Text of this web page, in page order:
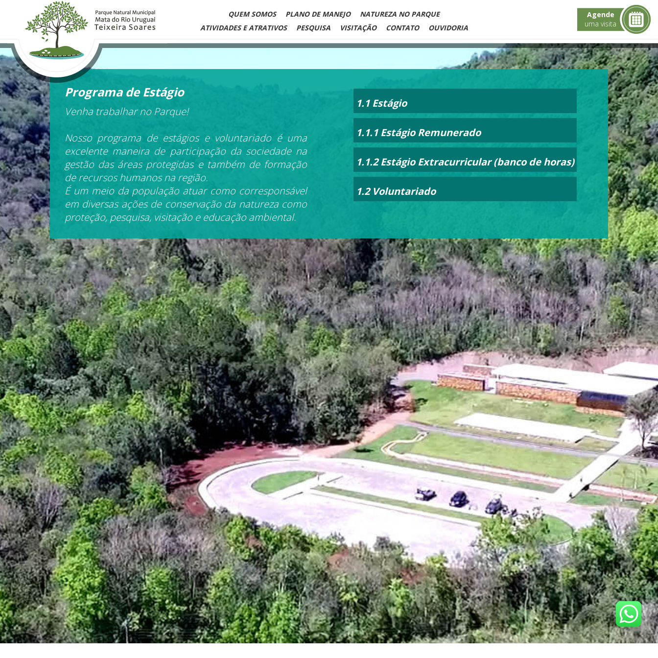
QUEM SOMOS PLANO DE MANEJO
NATUREZA NO PARQUE
ATIVIDADES E ATRATIVOS
PESQUISA VISITAÇÃO CONTATO OUVIDORIA
Agende
uma visita
Programa de Estágio
Venha trabalhar no Parque!
Nosso programa de estágios e voluntariado é uma
excelente maneira de participação da sociedade na
gestão das áreas protegidas e também de formação
de recursos humanos na região.
É um meio da população atuar como corresponsável
em diversas ações de conservação da natureza como
proteção, pesquisa, visitação e educação ambiental.
1.1 Estágio
1.1.1 Estágio Remunerado
1.1.2 Estágio Extracurricular (banco de horas)
1.2 Voluntariado